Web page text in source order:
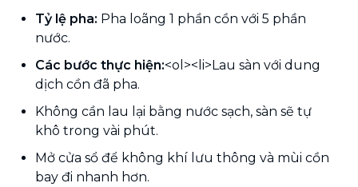
Tỷ lệ pha: Pha loãng 1 phần cồn với 5 phần
nước.
Các bước thực hiện:<ol><li>Lau sàn với dung
dịch cồn đã pha.
Không cần lau lại bằng nước sạch, sàn sẽ tự
khô trong vài phút.
Mở cửa sổ để không khí lưu thông và mùi cồn
bay đi nhanh hơn.